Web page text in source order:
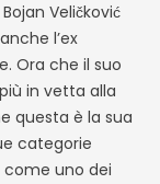
Veličković
l’ex
Ora che il suo
in vetta alla
questa è la sua
categorie
come uno dei